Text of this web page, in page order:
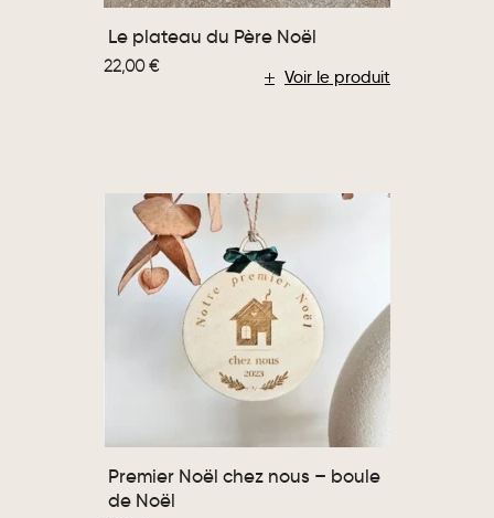
Voir le produit
Le plateau du Père Noël
22,00€
Premier Noël chez nous – boule
de Noël